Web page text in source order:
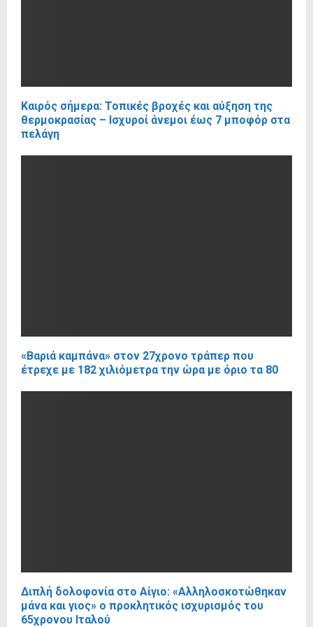
Καιρός σήμερα: Τοπικές βροχές και αύξηση της
θερμοκρασίας – Ισχυροί άνεμοι έως 7 μποφόρ στα
πελάγη
«Βαριά καμπάνα» στον 27χρονο τράπερ που
έτρεχε με 182 χιλιόμετρα την ώρα με όριο τα 80
Διπλή δολοφονία στο Αίγιο: «Αλληλοσκοτώθηκαν
μάνα και γιος» ο προκλητικός ισχυρισμός του
65χρονου Ιταλού